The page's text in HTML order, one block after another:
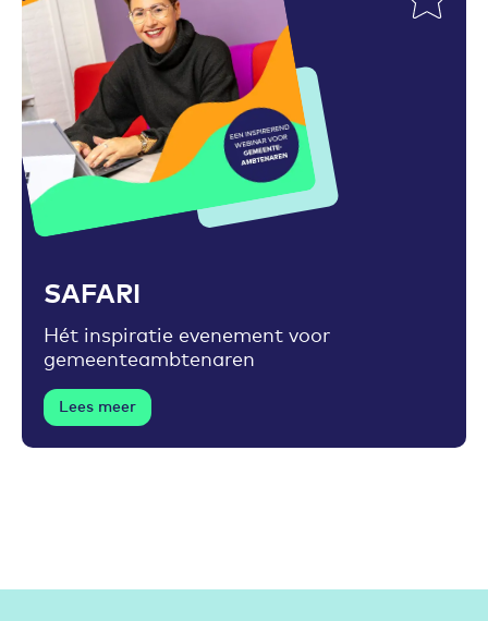
Toevoegen aan favorieten
SAFARI
Hét inspiratie evenement voor
gemeenteambtenaren
Lees meer
Partners